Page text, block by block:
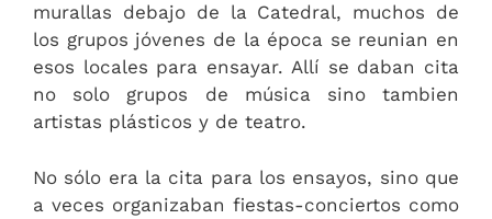
murallas debajo de la Catedral, muchos de
los grupos jóvenes de la época se reunian en
esos locales para ensayar. Allí se daban cita
no solo grupos de música sino tambien
artistas plásticos y de teatro.
No sólo era la cita para los ensayos, sino que
a veces organizaban fiestas-conciertos como